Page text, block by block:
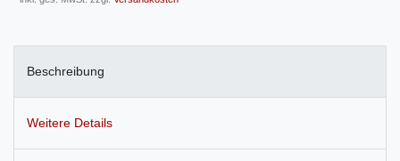
Beschreibung
Weitere Details